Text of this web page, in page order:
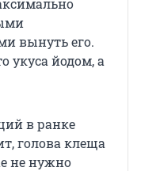
вынуть его.
укуса йодом, а
в ранке
голова клеща
не нужно